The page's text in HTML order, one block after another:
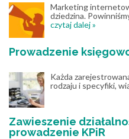
Marketing
dziedzina.
czytaj dalej »
Prowadzenie
Każda
rodzaju i specyfiki,
Zawieszenie
prowadzenie KPiR